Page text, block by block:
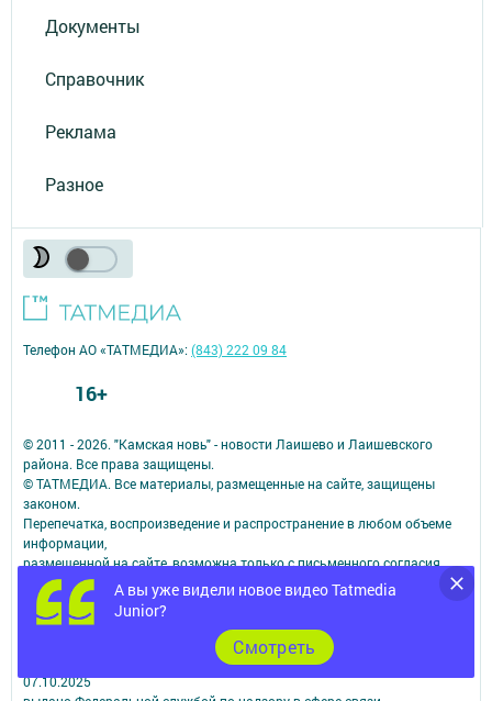
Документы
Справочник
Реклама
Разное
А вы уже видели новое видео Tatmedia
Junior?
Cмотреть
© 2011 - 2026. "Камская новь" - новости Лаишево и Лаишевского
района. Все права защищены.
© ТАТМЕДИА. Все материалы, размещенные на сайте, защищены
законом.
Перепечатка, воспроизведение и распространение в любом объеме
информации,
размещенной на сайте, возможна только с письменного согласия
редакций СМИ.
При поддержке Республиканского агентства по печати и массовым
коммуникациям.
Наименование СМИ: Кама ягы (Камская новь)
№ свидетельства о регистрации СМИ, дата: Эл №ФC 77-90200 от
07.10.2025
Телефон АО «ТАТМЕДИА»:(843) 222 09 84
16+